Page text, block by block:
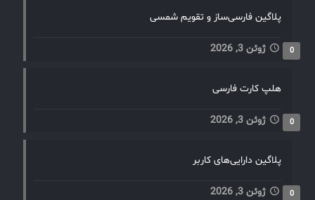
پلاگین فارسی‌ساز و تقویم شمسی
ژوئن 3, 2026 0
هلپ کارت فارسی
ژوئن 3, 2026 0
پلاگین دارایی‌های کاربر
ژوئن 3, 2026 0